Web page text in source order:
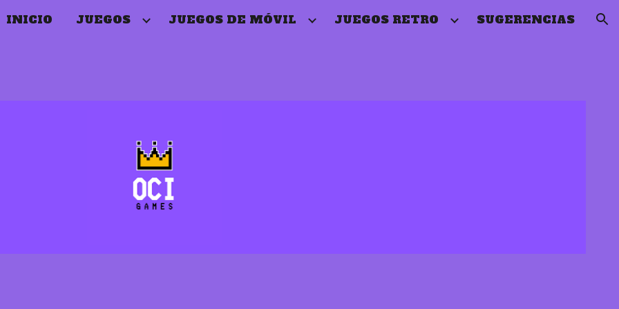
to main content Skip to navigation
INICIO JUEGOS JUEGOS DE MÓVIL JUEGOS RETRO SUGERENCIAS